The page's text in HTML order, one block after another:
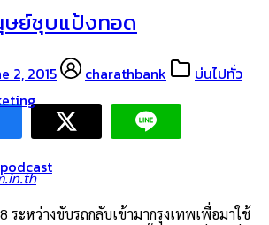
ษย์ชุบแป้งทอด
2, 2015 charathbank บ่นไปทั่ว
ะหว่างขับรถกลับเข้ามากรุงเทพเพื่อมาใช้